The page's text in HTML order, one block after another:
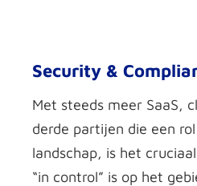
Security &
Met steeds meer SaaS, c
derde partijen die een
landschap, is het
“in control” is op het